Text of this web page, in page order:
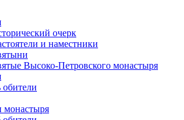
очерк
и наместники
Высоко-Петровского монастыря
монастыря